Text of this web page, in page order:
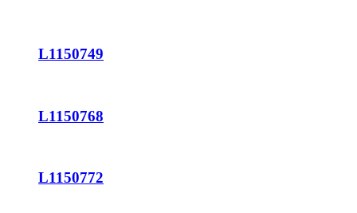
L1150749
L1150768
L1150772